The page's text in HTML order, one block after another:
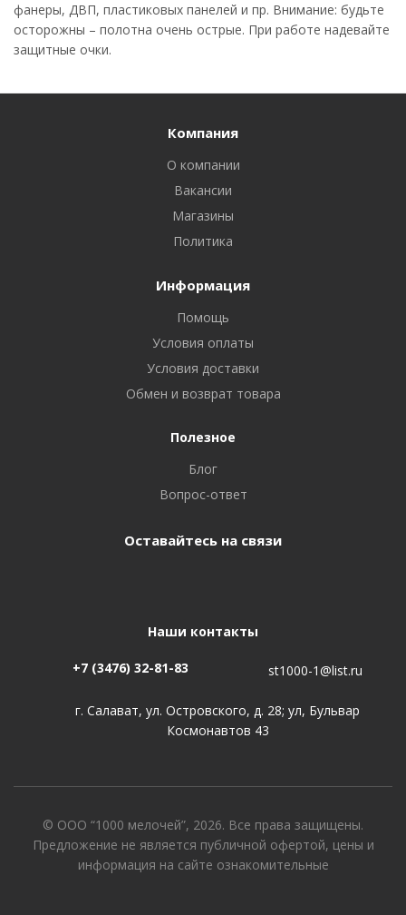
фанеры, ДВП, пластиковых панелей и пр. Внимание: будьте
осторожны – полотна очень острые. При работе надевайте
защитные очки.
Компания
О компании
Вакансии
Магазины
Политика
Информация
Помощь
Условия оплаты
Условия доставки
Обмен и возврат товара
Полезное
Блог
Вопрос-ответ
Оставайтесь на связи
Наши контакты
+7 (3476) 32-81-83 st1000-1@list.ru
г. Салават, ул. Островского, д. 28; ул, Бульвар
Космонавтов 43
© ООО “1000 мелочей”, 2026. Все права защищены.
Предложение не является публичной офертой, цены и
информация на сайте ознакомительные